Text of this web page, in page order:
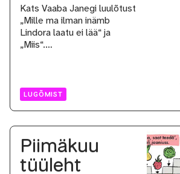
Kats Vaaba Janegi luulõtust
„Mille ma ilman inämb
Lindora laatu ei lää“ ja
„Miis“.…
LUGÕMIST
Piimäkuu
tüüleht